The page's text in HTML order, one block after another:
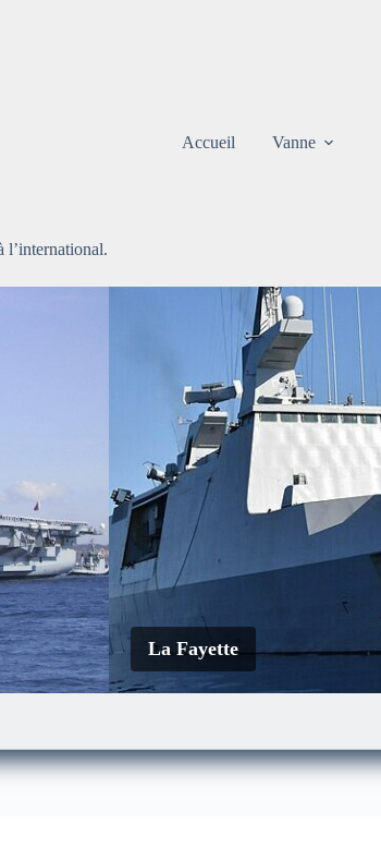
l’international.
Accueil Vanne
La Fayette